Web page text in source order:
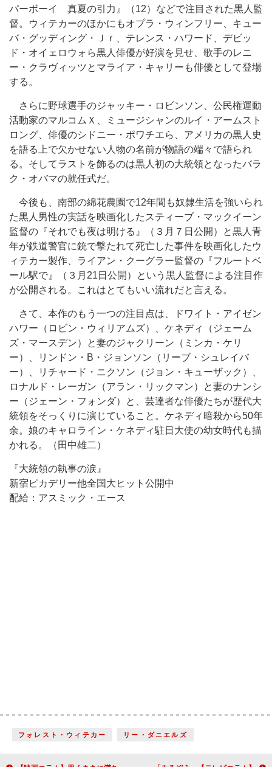
パーボーイ 真夏の引力』（12）などで注目された黒人監
督。ウィテカーのほかにもオプラ・ウィンフリー、キュー
バ・グッディング・Ｊｒ、テレンス・ハワード、デビッ
ド・オイェロウォら黒人俳優が好演を見せ、歌手のレニ
ー・クラヴィッツとマライア・キャリーも俳優として登場
する。
さらに野球選手のジャッキー・ロビンソン、公民権運動
活動家のマルコムＸ、ミュージシャンのルイ・アームスト
ロング、俳優のシドニー・ポワチエら、アメリカの黒人史
を語る上で欠かせない人物の名前が物語の端々で語られ
る。そしてラストを飾るのは黒人初の大統領となったバラ
ク・オバマの就任式だ。
今後も、南部の綿花農園で12年間も奴隷生活を強いられ
た黒人男性の実話を映画化したスティーブ・マックイーン
監督の『それでも夜は明ける』（３月７日公開）と黒人青
年が鉄道警官に銃で撃たれて死亡した事件を映画化したウ
ィテカー製作、ライアン・クーグラー監督の『フルートベ
ール駅で』（３月21日公開）という黒人監督による注目作
が公開される。これはとてもいい流れだと言える。
さて、本作のもう一つの注目点は、ドワイト・アイゼン
ハワー（ロビン・ウィリアムズ）、ケネディ（ジェーム
ズ・マースデン）と妻のジャクリーン（ミンカ・ケリ
ー）、リンドン・B・ジョンソン（リーブ・シュレイバ
ー）、リチャード・ニクソン（ジョン・キューザック）、
ロナルド・レーガン（アラン・リックマン）と妻のナンシ
ー（ジェーン・フォンダ）と、芸達者な俳優たちが歴代大
統領をそっくりに演じていること。ケネディ暗殺から50年
余。娘のキャロライン・ケネディ駐日大使の幼女時代も描
かれる。（田中雄二）
『大統領の執事の涙』
新宿ピカデリー他全国大ヒット公開中
配給：アスミック・エース
フォレスト・ウィテカー リー・ダニエルズ